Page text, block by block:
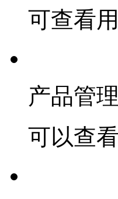
可查看
产品管理
可以查